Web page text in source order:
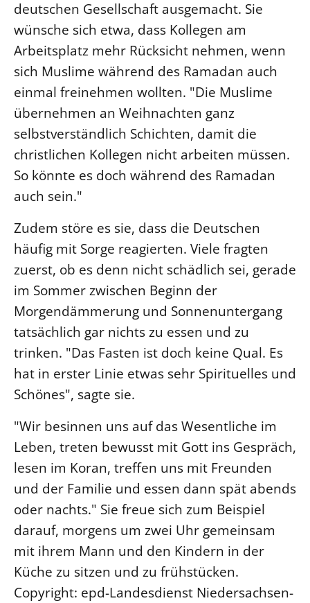
deutschen Gesellschaft ausgemacht. Sie
wünsche sich etwa, dass Kollegen am
Arbeitsplatz mehr Rücksicht nehmen, wenn
sich Muslime während des Ramadan auch
einmal freinehmen wollten. "Die Muslime
übernehmen an Weihnachten ganz
selbstverständlich Schichten, damit die
christlichen Kollegen nicht arbeiten müssen.
So könnte es doch während des Ramadan
auch sein."
Zudem störe es sie, dass die Deutschen
häufig mit Sorge reagierten. Viele fragten
zuerst, ob es denn nicht schädlich sei, gerade
im Sommer zwischen Beginn der
Morgendämmerung und Sonnenuntergang
tatsächlich gar nichts zu essen und zu
trinken. "Das Fasten ist doch keine Qual. Es
hat in erster Linie etwas sehr Spirituelles und
Schönes", sagte sie.
"Wir besinnen uns auf das Wesentliche im
Leben, treten bewusst mit Gott ins Gespräch,
lesen im Koran, treffen uns mit Freunden
und der Familie und essen dann spät abends
oder nachts." Sie freue sich zum Beispiel
darauf, morgens um zwei Uhr gemeinsam
mit ihrem Mann und den Kindern in der
Küche zu sitzen und zu frühstücken.
Copyright: epd-Landesdienst Niedersachsen-